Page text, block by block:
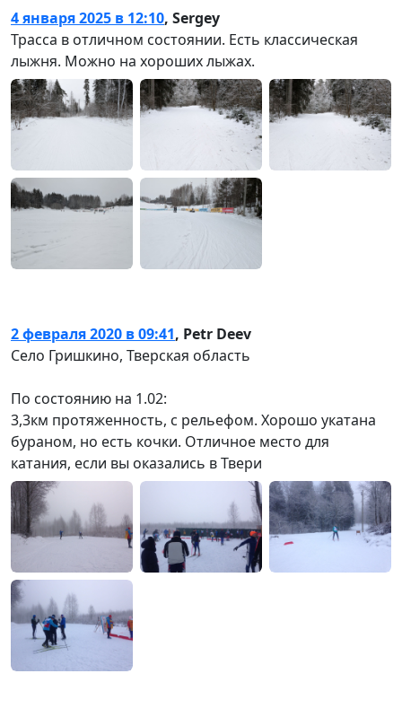
4 января 2025 в 12:10, Sergey
Трасса в отличном состоянии. Есть классическая
лыжня. Можно на хороших лыжах.
2 февраля 2020 в 09:41, Petr Deev
Село Гришкино, Тверская область
По состоянию на 1.02:
3,3км протяженность, с рельефом. Хорошо укатана
бураном, но есть кочки. Отличное место для
катания, если вы оказались в Твери